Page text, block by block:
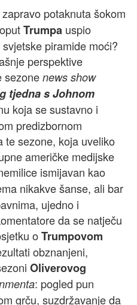
potaknuta šokom
Trumpa uspio
piramide moći?
perspektive
sezone news show
tjedna s Johnom
koja se sustavno i
predizbornom
te sezone, koja uveliko
američke medijske
ismijavan kao
nikakve šanse, ali bar
ujedno i
da se natječu
oTrumpovom
obznanjeni,
Oliverovog
: pogled pun
grču, suzdržavanje da